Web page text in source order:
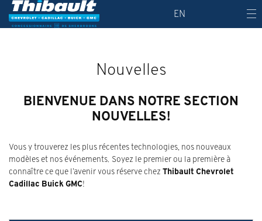
EN
Nouvelles
BIENVENUE DANS NOTRE SECTION
NOUVELLES!
Vous y trouverez les plus récentes technologies, nos nouveaux
modèles et nos événements. Soyez le premier ou la première à
connaître ce que l’avenir vous réserve chez Thibault Chevrolet
Cadillac Buick GMC!